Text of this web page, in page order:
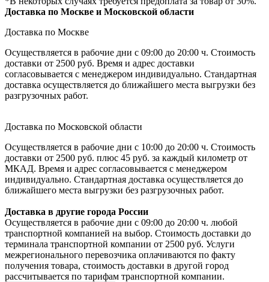
Доставка по Москве и Московской области
Доставка по Москве
Осуществляется в рабочие дни с 09:00 до 20:00 ч. Стоимость
доставки от 2500 руб. Время и адрес доставки
согласовывается с менеджером индивидуально. Стандартная
доставка осуществляется до ближайшего места выгрузки без
разгрузочных работ.
Доставка по Московской области
Осуществляется в рабочие дни с 10:00 до 20:00 ч. Стоимость
доставки от 2500 руб. плюс 45 руб. за каждый километр от
МКАД. Время и адрес согласовывается с менеджером
индивидуально. Стандартная доставка осуществляется до
ближайшего места выгрузки без разгрузочных работ.
Доставка в другие города России
Осуществляется в рабочие дни с 09:00 до 20:00 ч. любой
транспортной компанией на выбор. Стоимость доставки до
терминала транспортной компании от 2500 руб. Услуги
межрегионального перевозчика оплачиваются по факту
получения товара, стоимость доставки в другой город
рассчитывается по тарифам транспортной компании.